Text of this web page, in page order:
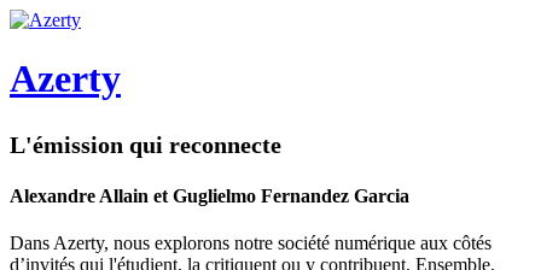
Azerty
L'émission qui reconnecte
Alexandre Allain et Guglielmo Fernandez Garcia
Dans Azerty, nous explorons notre société numérique aux côtés
d’invités qui l'étudient, la critiquent ou y contribuent. Ensemble,